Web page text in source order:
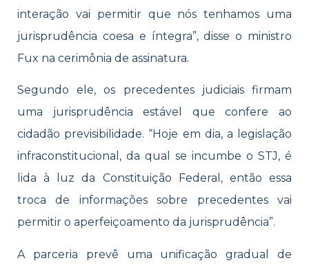
interação vai permitir que nós tenhamos uma
jurisprudência coesa e íntegra”, disse o ministro
Fux na cerimônia de assinatura.
Segundo ele, os precedentes judiciais firmam
uma jurisprudência estável que confere ao
cidadão previsibilidade. “Hoje em dia, a legislação
infraconstitucional, da qual se incumbe o STJ, é
lida à luz da Constituição Federal, então essa
troca de informações sobre precedentes vai
permitir o aperfeiçoamento da jurisprudência”.
A parceria prevê uma unificação gradual de